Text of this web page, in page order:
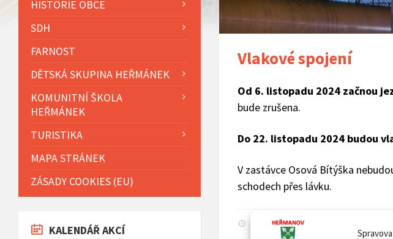
Vlakové spojení
Od 6. listopadu 2024 začnou
bude zrušena.
Do 22. listopadu 2024 budou
V zastávce Osová Bítýška
schodech přes lávku.
3. 11. 2024by
HISTORIE OBCE
SDH
FARNOST
DĚTSKÁ SKUPINA HEŘMÁNEK
KOMUNITNÍ ŠKOLA
HEŘMÁNEK
TURISTIKA
MAPA STRÁNEK
ZÁSADY COOKIES (EU)
KALENDÁŘ AKCÍ